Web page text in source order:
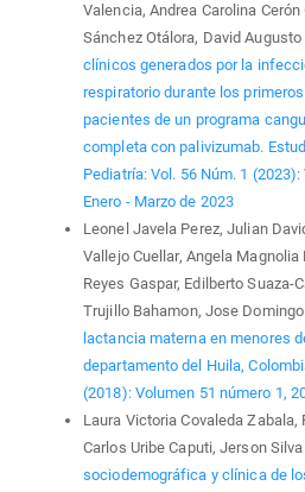
Valencia, Andrea Carolina
Sánchez Otálora, David Augusto
clínicos generados por la
respiratorio durante los
pacientes de un programa
completa con palivizumab.
Pediatría: Vol. 56 Núm. 1
Enero - Marzo de 2023
Leonel Javela Perez, Julian
Vallejo Cuellar, Angela
Reyes Gaspar, Edilberto Suaza-
Trujillo Bahamon, Jose
lactancia materna en menores
departamento del Huila,
(2018): Volumen 51 número 1,
Laura Victoria Covaleda Zabala,
Carlos Uribe Caputi, Jerson
sociodemográfica y clínica de